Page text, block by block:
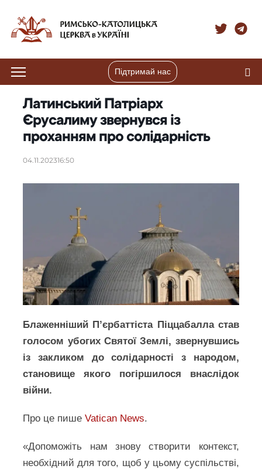
Підтримай нас
Латинський Патріарх
Єрусалиму звернувся із
проханням про солідарність
04.11.202316:50
Блаженніший П’єрбаттіста Піццабалла став
голосом убогих Святої Землі, звернувшись
із закликом до солідарності з народом,
становище якого погіршилося внаслідок
війни.
Про це пишеVatican News.
«Допоможіть нам знову створити контекст,
необхідний для того, щоб у цьому суспільстві,